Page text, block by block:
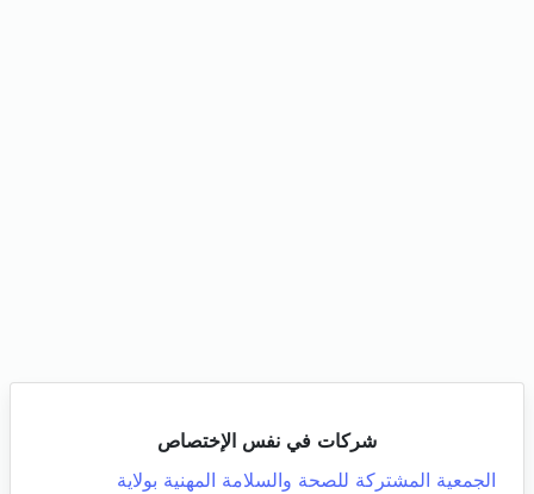
شركات في نفس الإختصاص
الجمعية المشتركة للصحة والسلامة المهنية بولاية